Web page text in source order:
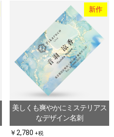
新作
美しくも爽やかにミステリアス
なデザイン名刺
￥2,780 +税